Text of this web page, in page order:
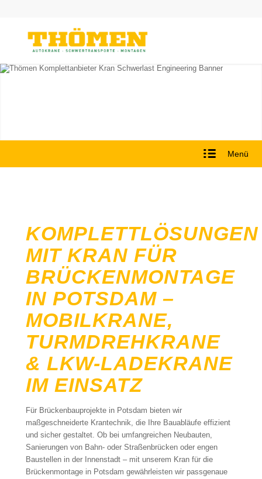
Menü
KOMPLETTLÖSUNGEN
MIT KRAN FÜR
BRÜCKENMONTAGE
IN POTSDAM –
MOBILKRANE,
TURMDREHKRANE
& LKW-LADEKRANE
IM EINSATZ
Für Brückenbauprojekte in Potsdam bieten wir
maßgeschneiderte Krantechnik, die Ihre Bauabläufe effizient
und sicher gestaltet. Ob bei umfangreichen Neubauten,
Sanierungen von Bahn- oder Straßenbrücken oder engen
Baustellen in der Innenstadt – mit unserem Kran für die
Brückenmontage in Potsdam gewährleisten wir passgenaue